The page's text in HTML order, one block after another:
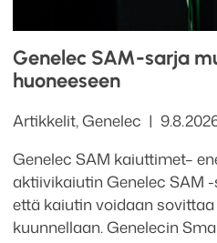
Genelec SAM-sarja
huoneeseen
Kategoriat
Artikkelit,Genelec
Genelec SAM kaiuttimet–
aktiivikaiutin Genelec SAM
että kaiutin voidaan
kuunnellaan. Genelecin